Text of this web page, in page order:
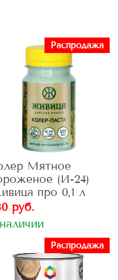
Мятное
(И-24)
про 0,1 л
руб.
Распродажа
Распродажа